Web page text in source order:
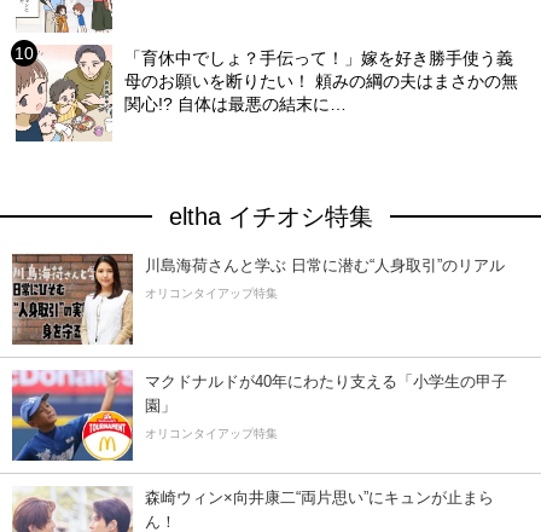
「育休中でしょ？手伝って！」嫁を好き勝手使う義
母のお願いを断りたい！ 頼みの綱の夫はまさかの無
関心!? 自体は最悪の結末に…
eltha イチオシ特集
川島海荷さんと学ぶ 日常に潜む“人身取引”のリアル
オリコンタイアップ特集
マクドナルドが40年にわたり支える「小学生の甲子
園」
オリコンタイアップ特集
森崎ウィン×向井康二“両片思い”にキュンが止まら
ん！